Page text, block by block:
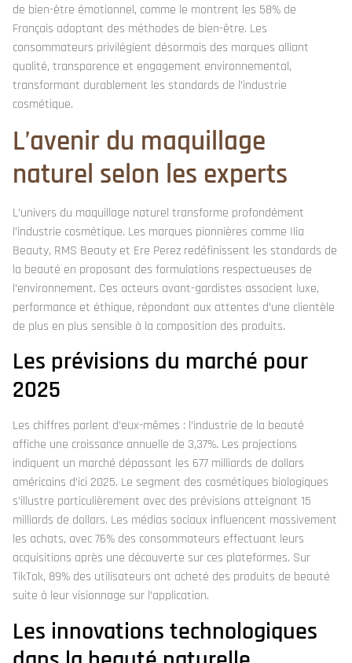
de bien-être émotionnel, comme le montrent les 58% de
Français adoptant des méthodes de bien-être. Les
consommateurs privilégient désormais des marques alliant
qualité, transparence et engagement environnemental,
transformant durablement les standards de l’industrie
cosmétique.
L’avenir du maquillage
naturel selon les experts
L’univers du maquillage naturel transforme profondément
l’industrie cosmétique. Les marques pionnières comme Ilia
Beauty, RMS Beauty et Ere Perez redéfinissent les standards de
la beauté en proposant des formulations respectueuses de
l’environnement. Ces acteurs avant-gardistes associent luxe,
performance et éthique, répondant aux attentes d’une clientèle
de plus en plus sensible à la composition des produits.
Les prévisions du marché pour
2025
Les chiffres parlent d’eux-mêmes : l’industrie de la beauté
affiche une croissance annuelle de 3,37%. Les projections
indiquent un marché dépassant les 677 milliards de dollars
américains d’ici 2025. Le segment des cosmétiques biologiques
s’illustre particulièrement avec des prévisions atteignant 15
milliards de dollars. Les médias sociaux influencent massivement
les achats, avec 76% des consommateurs effectuant leurs
acquisitions après une découverte sur ces plateformes. Sur
TikTok, 89% des utilisateurs ont acheté des produits de beauté
suite à leur visionnage sur l’application.
Les innovations technologiques